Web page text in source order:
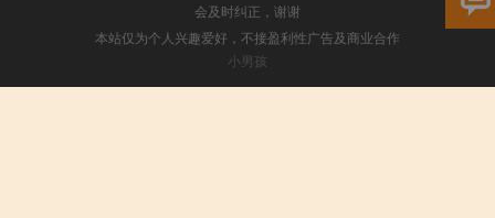
会及时纠正，谢谢
本站仅为个人兴趣爱好，不接盈利性广告及商业合作
小男孩